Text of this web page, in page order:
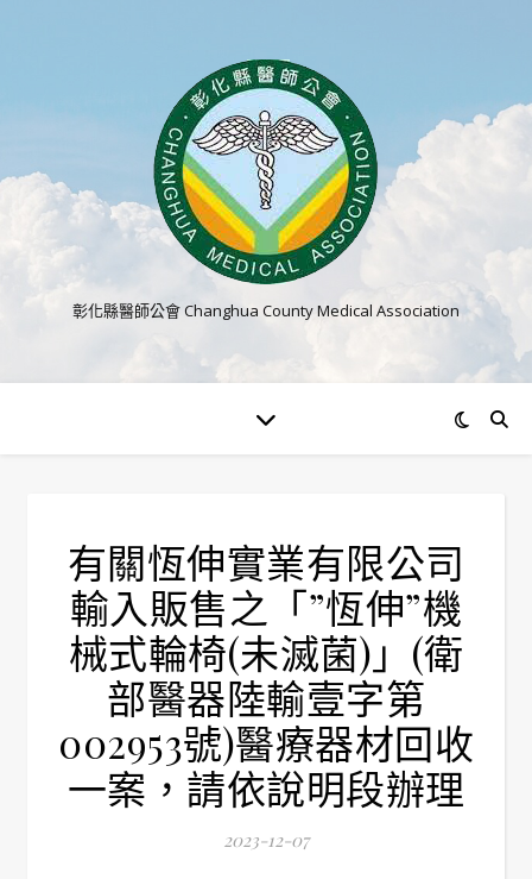
彰化縣醫師公會 Changhua County Medical Association
有關恆伸實業有限公司
輸入販售之「”恆伸”機
械式輪椅(未滅菌)」(衛
部醫器陸輸壹字第
002953號)醫療器材回收
一案，請依說明段辦理
2023-12-07